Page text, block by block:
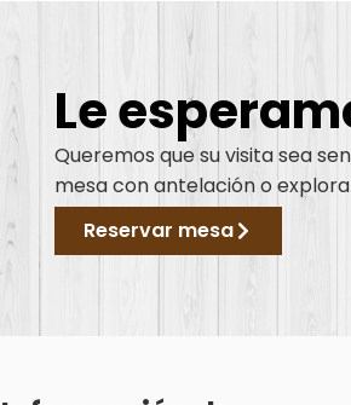
Le
Queremos que su visita sea
mesa con antelación o
Reservar mesa